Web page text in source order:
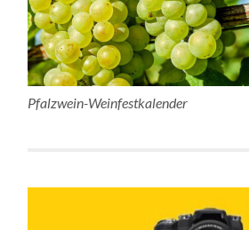
Pfalzwein-Weinfestkalender